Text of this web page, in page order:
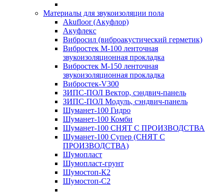
Материалы для звукоизоляции пола
Akufloor (Акуфлор)
Акуфлекс
Вибросил (виброакустический герметик)
Вибростек М-100 ленточная
звукоизоляционная прокладка
Вибростек М-150 ленточная
звукоизоляционная прокладка
Вибростек-V300
ЗИПС-ПОЛ Вектор, сэндвич-панель
ЗИПС-ПОЛ Модуль, сэндвич-панель
Шуманет-100 Гидро
Шуманет-100 Комби
Шуманет-100 СНЯТ С ПРОИЗВОДСТВА
Шуманет-100 Супер (СНЯТ С
ПРОИЗВОДСТВА)
Шумопласт
Шумопласт-грунт
Шумостоп-К2
Шумостоп-С2